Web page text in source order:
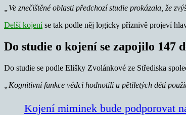
„Ve znečištěné oblasti předchozí studie prokázala, že
Delší kojeníse tak podle něj logicky příznivě projeví
Do studie o kojení se zapojilo 147
Do studie se podle Elišky Zvolánkové ze Střediska
„Kognitivní funkce vědci hodnotili u pětiletých dětí
Kojení miminek bude podporovat